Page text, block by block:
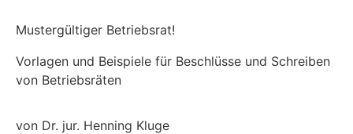
Mustergültiger Betriebsrat!
Vorlagen und Beispiele für Beschlüsse und Schreiben
von Betriebsräten
von Dr. jur. Henning Kluge